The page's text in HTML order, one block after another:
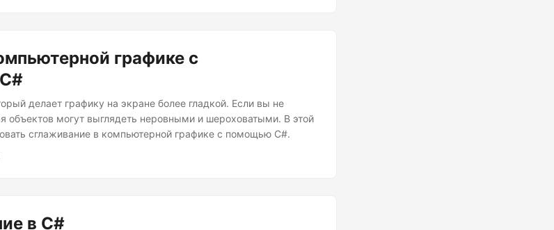
графике с
делает графику на экране более гладкой. Если вы не
объектов могут выглядеть неровными и шероховатыми. В этой
сглаживание в компьютерной графике с помощью C#.
в C#